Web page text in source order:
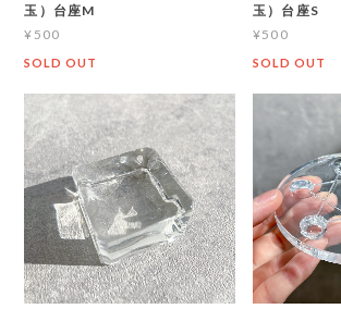
玉）台座M
¥500
SOLD OUT
玉）台座S
¥500
SOLD OUT